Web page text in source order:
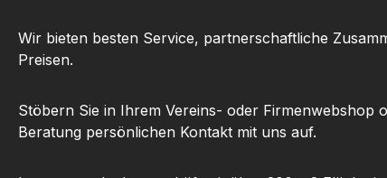
Wir bieten besten Service, partnerschaftliche
Preisen.
Stöbern Sie in Ihrem Vereins- oder Firmenwebshop
Beratung persönlichen Kontakt mit uns auf.